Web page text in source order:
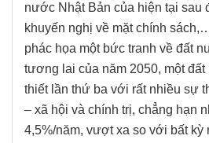
nước Nhật Bản của hiện tại sau
khuyến nghị về mặt chính
phác họa một bức tranh về đất
tương lai của năm 2050, một
thiết lần thứ ba với rất nhiều sự
– xã hội và chính trị, chẳng hạn
4,5%/năm, vượt xa so với bất